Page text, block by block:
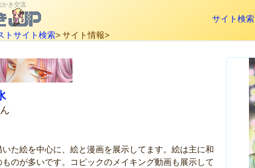
かき交流
サイト検索
トサイト検索>サイト情報>
いた絵を中心に、絵と漫画を展示してます。絵は主に和
ものが多いです。コピックのメイキング動画も展示して